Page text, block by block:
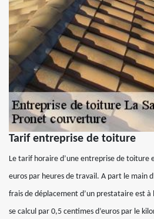
Tarif entreprise de toiture
Le tarif horaire d’une entreprise de toiture
euros par heures de travail. A part le main
frais de déplacement d’un prestataire est
se calcul par 0,5 centimes d’euros par le